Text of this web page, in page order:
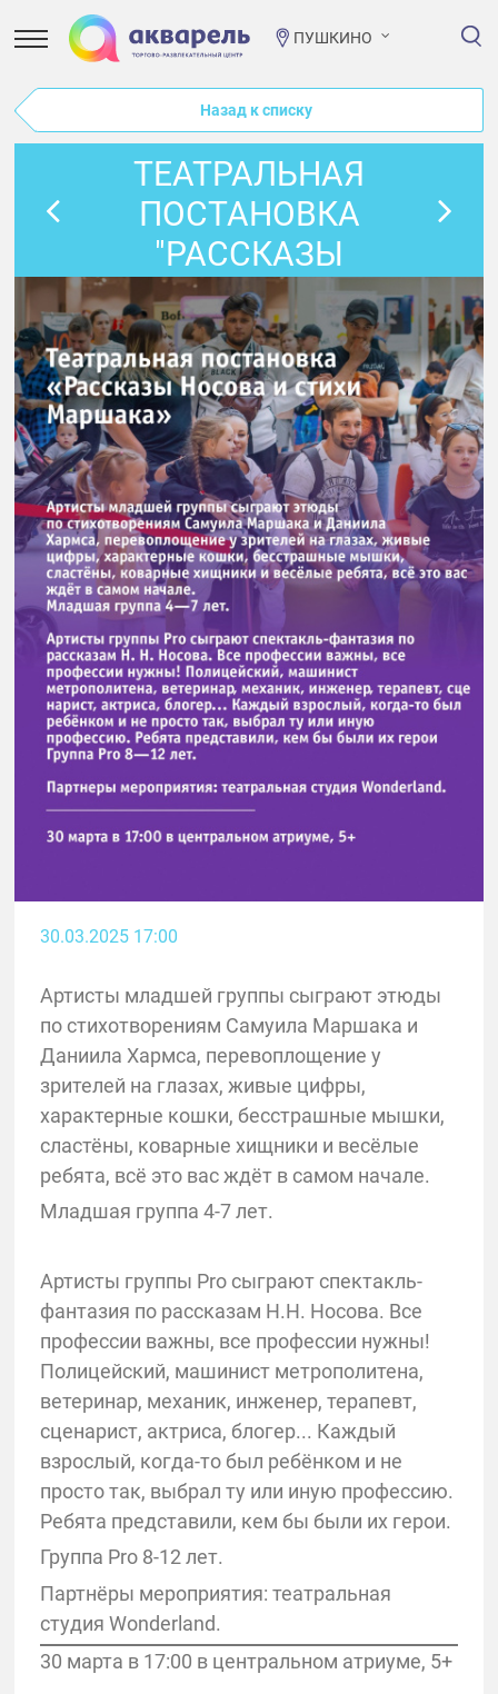
ПУШКИНО
Назад к списку
ТЕАТРАЛЬНАЯ
ПОСТАНОВКА
"РАССКАЗЫ
НОСОВА И СТИХИ
МАРШАКА"
30.03.2025 17:00
Артисты младшей группы сыграют этюды
по стихотворениям Самуила Маршака и
Даниила Хармса, перевоплощение у
зрителей на глазах, живые цифры,
характерные кошки, бесстрашные мышки,
сластёны, коварные хищники и весёлые
ребята, всё это вас ждёт в самом начале.
Младшая группа 4-7 лет.
Артисты группы Pro сыграют спектакль-
фантазия по рассказам Н.Н. Носова. Все
профессии важны, все профессии нужны!
Полицейский, машинист метрополитена,
ветеринар, механик, инженер, терапевт,
сценарист, актриса, блогер... Каждый
взрослый, когда-то был ребёнком и не
просто так, выбрал ту или иную профессию.
Ребята представили, кем бы были их герои.
Группа Pro 8-12 лет.
Партнёры мероприятия: театральная
студия Wonderland.
30 марта в 17:00 в центральном атриуме, 5+